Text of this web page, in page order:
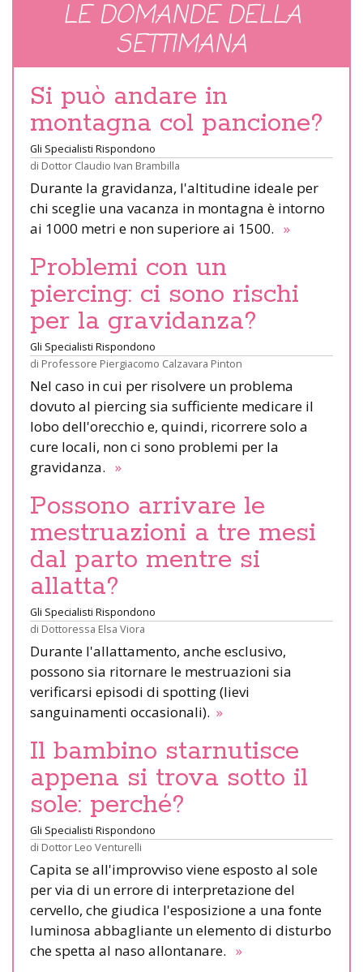
LE DOMANDE DELLA
SETTIMANA
Si può andare in
montagna col pancione?
Gli Specialisti Rispondono
di Dottor Claudio Ivan Brambilla
Durante la gravidanza, l'altitudine ideale per
chi sceglie una vacanza in montagna è intorno
ai 1000 metri e non superiore ai 1500. »
Problemi con un
piercing: ci sono rischi
per la gravidanza?
Gli Specialisti Rispondono
di Professore Piergiacomo Calzavara Pinton
Nel caso in cui per risolvere un problema
dovuto al piercing sia sufficiente medicare il
lobo dell'orecchio e, quindi, ricorrere solo a
cure locali, non ci sono problemi per la
gravidanza. »
Possono arrivare le
mestruazioni a tre mesi
dal parto mentre si
allatta?
Gli Specialisti Rispondono
di Dottoressa Elsa Viora
Durante l'allattamento, anche esclusivo,
possono sia ritornare le mestruazioni sia
verificarsi episodi di spotting (lievi
sanguinamenti occasionali). »
Il bambino starnutisce
appena si trova sotto il
sole: perché?
Gli Specialisti Rispondono
di Dottor Leo Venturelli
Capita se all'improvviso viene esposto al sole
per via di un errore di interpretazione del
cervello, che giudica l'esposizione a una fonte
luminosa abbagliante un elemento di disturbo
che spetta al naso allontanare. »